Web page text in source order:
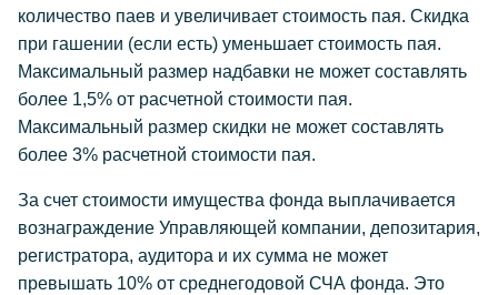
количество паев и увеличивает стоимость пая. Скидка
при гашении (если есть) уменьшает стоимость пая.
Максимальный размер надбавки не может составлять
более 1,5% от расчетной стоимости пая.
Максимальный размер скидки не может составлять
более 3% расчетной стоимости пая.
За счет стоимости имущества фонда выплачивается
вознаграждение Управляющей компании, депозитария,
регистратора, аудитора и их сумма не может
превышать 10% от среднегодовой СЧА фонда. Это